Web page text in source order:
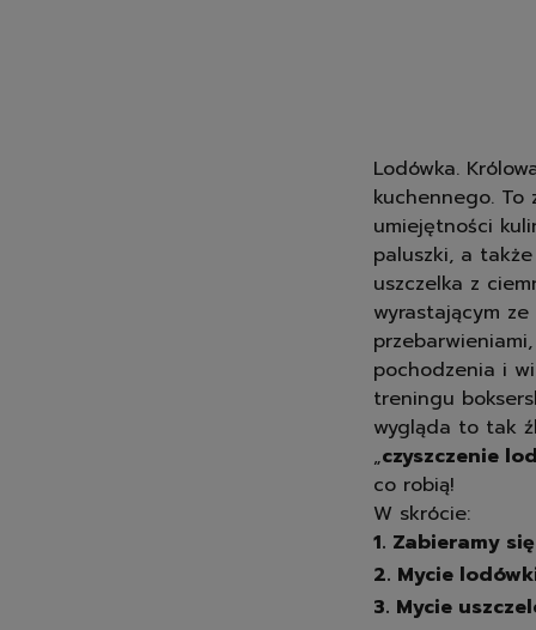
Lodówka.
kuchennego. To
umiejętności
paluszki, a
uszczelka z
wyrastającym
pochodzenia i
treningu
wygląda to tak
„czyszczenie
co robią!
W skrócie:
1. Zabieramy
2. Mycie
3. Mycie